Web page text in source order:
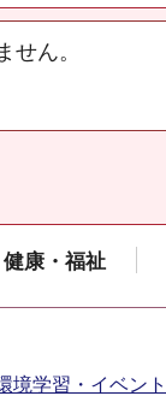
せん。
健康・福祉
境学習・イベント